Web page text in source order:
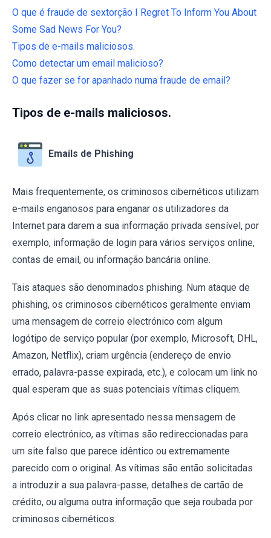
O que é fraude de sextorção I Regret To Inform You About
Some Sad News For You?
Tipos de e-mails maliciosos.
Como detectar um email malicioso?
O que fazer se for apanhado numa fraude de email?
Tipos de e-mails maliciosos.
Emails de Phishing
Mais frequentemente, os criminosos cibernéticos utilizam
e-mails enganosos para enganar os utilizadores da
Internet para darem a sua informação privada sensível, por
exemplo, informação de login para vários serviços online,
contas de email, ou informação bancária online.
Tais ataques são denominados phishing. Num ataque de
phishing, os criminosos cibernéticos geralmente enviam
uma mensagem de correio electrónico com algum
logótipo de serviço popular (por exemplo, Microsoft, DHL,
Amazon, Netflix), criam urgência (endereço de envio
errado, palavra-passe expirada, etc.), e colocam um link no
qual esperam que as suas potenciais vítimas cliquem.
Após clicar no link apresentado nessa mensagem de
correio electrónico, as vítimas são redireccionadas para
um site falso que parece idêntico ou extremamente
parecido com o original. As vítimas são então solicitadas
a introduzir a sua palavra-passe, detalhes de cartão de
crédito, ou alguma outra informação que seja roubada por
criminosos cibernéticos.